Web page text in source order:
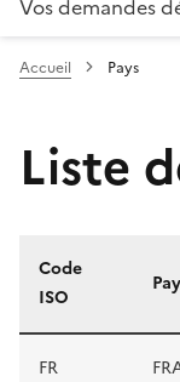
Vos demandes
Accueil Pays
Liste
Liste des
Code
ISO
FR